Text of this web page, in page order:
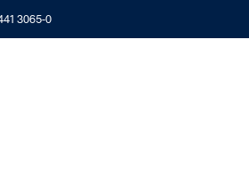
3065-0